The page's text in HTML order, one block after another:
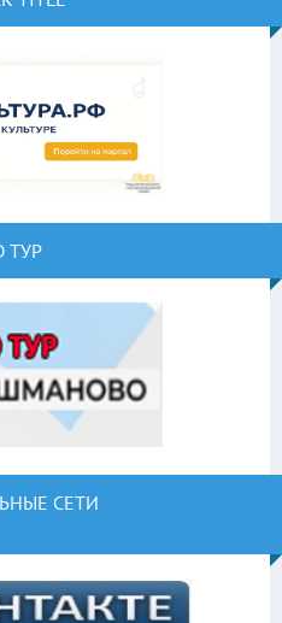
ТУР
СЕТИ